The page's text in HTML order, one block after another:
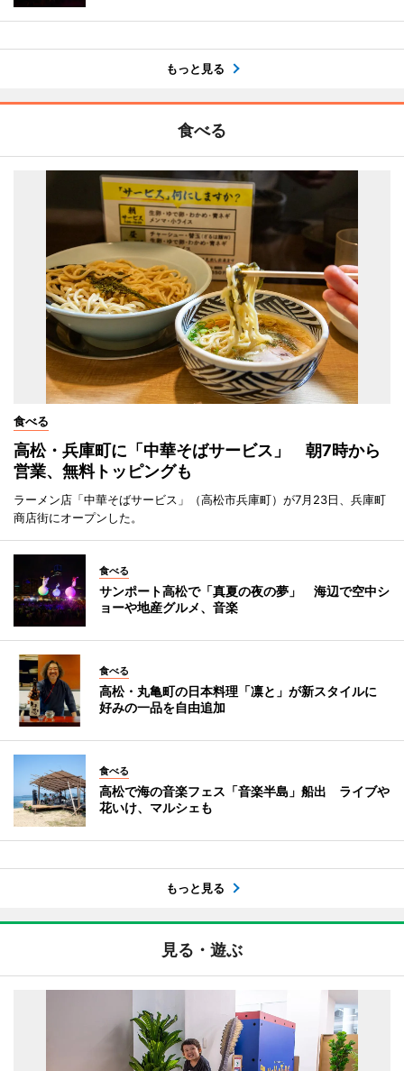
もっと見る
食べる
食べる
高松・兵庫町に「中華そばサービス」 朝7時から
営業、無料トッピングも
ラーメン店「中華そばサービス」（高松市兵庫町）が7月23日、兵庫町
商店街にオープンした。
食べる
サンポート高松で「真夏の夜の夢」 海辺で空中シ
ョーや地産グルメ、音楽
食べる
高松・丸亀町の日本料理「凛と」が新スタイルに
好みの一品を自由追加
食べる
高松で海の音楽フェス「音楽半島」船出 ライブや
花いけ、マルシェも
もっと見る
見る・遊ぶ